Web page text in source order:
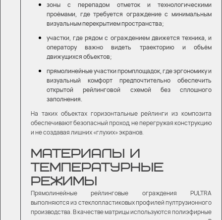
зоны с перепадом отметок и технологическими
проёмами, где требуется ограждение с минимальным
визуальным перекрытием пространства;
участки, где рядом с ограждением движется техника, и
оператору важно видеть траекторию и объём
движущихся объектов;
прямолинейные участки промплощадок, где эргономику и
визуальный комфорт предпочтительно обеспечить
открытой рейлинговой схемой без сплошного
заполнения.
На таких объектах горизонтальные рейлинги из композита
обеспечивают безопасный проход, не перегружая конструкцию
и не создавая лишних «глухих» экранов.
МАТЕРИАЛЫ И
ТЕМПЕРАТУРНЫЕ
РЕЖИМЫ
Прямолинейные рейлинговые ограждения PULTRA
выполняются из стеклопластиковых профилей пултрузионного
производства. В качестве матрицы используются полиэфирные